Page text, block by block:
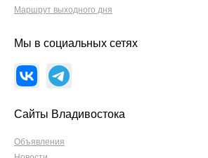
Маршрут выходного дня
Мы в социальных сетях
Сайты Владивостока
Объявления